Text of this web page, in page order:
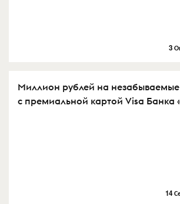
3
Миллион рублей на незабываемые
c премиальной картой Visa Банка
14